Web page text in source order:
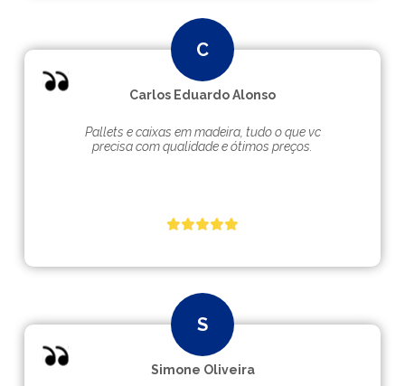
Carlos Eduardo Alonso
Pallets e caixas em madeira, tudo o que vc
precisa com qualidade e ótimos preços.
Simone Oliveira